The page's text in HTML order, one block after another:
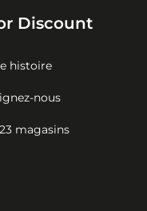
Discount
histoire
nous
magasins